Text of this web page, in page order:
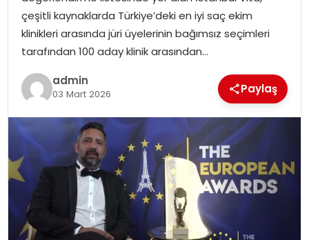
MAGAZIN
DÜNYA
OTOMOBIL
çeşitli kaynaklarda Türkiye’deki en iyi saç ekim
klinikleri arasında jüri üyelerinin bağımsız seçimleri
tarafından 100 aday klinik arasından…
admin
03 Mart 2026 Paylaş